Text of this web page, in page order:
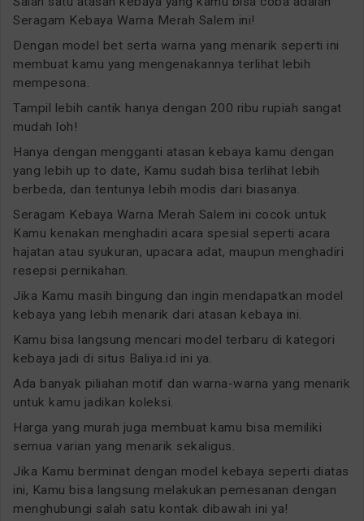
Seragam Kebaya Warna Merah Salem ini!
Dengan model bet serta warna yang menarik seperti ini
membuat kamu yang mengenakannya terlihat lebih
mempesona.
Tampil lebih cantik hanya dengan 200 ribu rupiah sangat
mudah loh!
Hanya dengan mengganti atasan kebaya kamu dengan
yang lebih up to date, Kamu sudah bisa terlihat lebih
berbeda, dan tentunya lebih modis dari biasanya.
Seragam Kebaya Warna Merah Salem ini cocok untuk
Kamu kenakan menghadiri acara spesial seperti acara
hajatan atau syukuran, upacara adat, maupun menghadiri
resepsi pernikahan.
Jika Kamu masih bingung dan ingin mendapatkan model
kebaya yang lebih menarik dari atasan kebaya ini.
Kamu bisa langsung mencari model terbaru di kategori
kebaya jadi di situs Baliya.id ini ya.
Ada banyak piliahan motif dan warna-warna yang menarik
untuk kamu jadikan koleksi.
Harga yang murah juga membuat kamu bisa memiliki
semua varian yang menarik sekaligus.
Jika Kamu berminat dengan model kebaya seperti diatas
ini, Kamu bisa langsung melakukan pemesanan dengan
menghubungi salah satu kontak dibawah ini ya!